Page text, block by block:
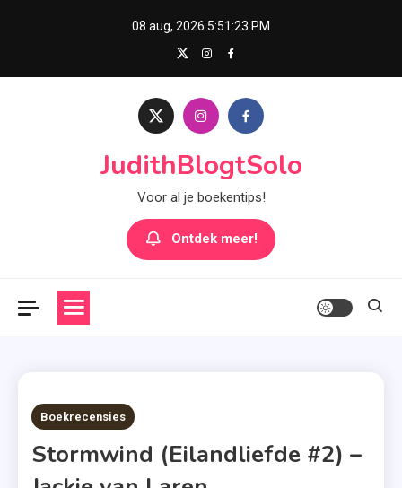
08 aug, 2026 5:51:24 PM
JudithBlogtSolo
Voor al je boekentips!
Ontdek meer!
7 MINS READ
Boekrecensies
Stormwind (Eilandliefde #2) –